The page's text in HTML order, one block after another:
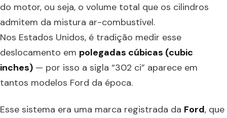
do motor, ou seja, o volume total que os cilindros
admitem da mistura ar-combustível.
Nos Estados Unidos, é tradição medir esse
deslocamento em polegadas cúbicas (cubic
inches) — por isso a sigla “302 ci” aparece em
tantos modelos Ford da época.
Esse sistema era uma marca registrada da Ford, que